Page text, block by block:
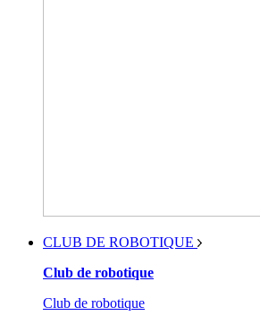
CLUB DE ROBOTIQUE
Club de robotique
Club de robotique